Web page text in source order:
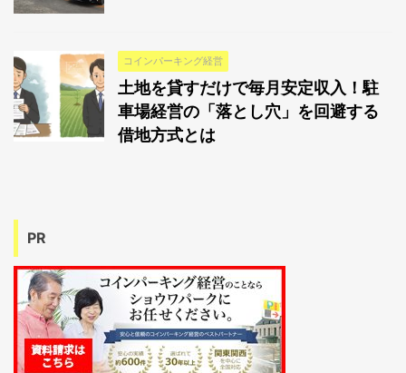
コインパーキング経営
土地を貸すだけで毎月安定収入！駐
車場経営の「落とし穴」を回避する
借地方式とは
PR